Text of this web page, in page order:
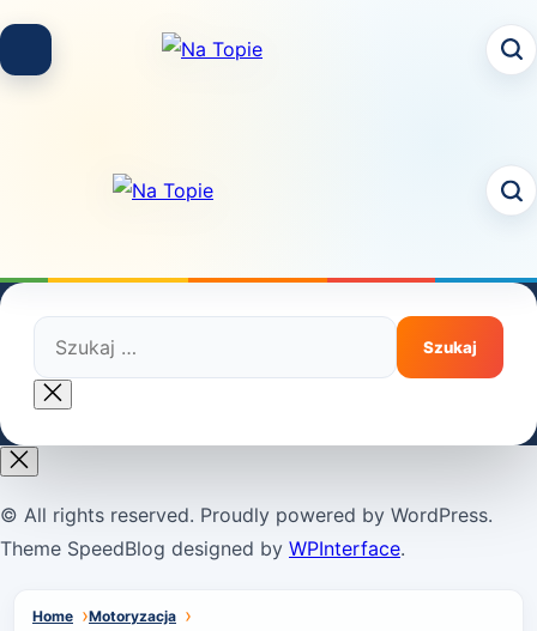
content
Szukaj:
Close
search
© All rights reserved. Proudly powered by WordPress.
Theme SpeedBlog designed by WPInterface.
Home
Motoryzacja